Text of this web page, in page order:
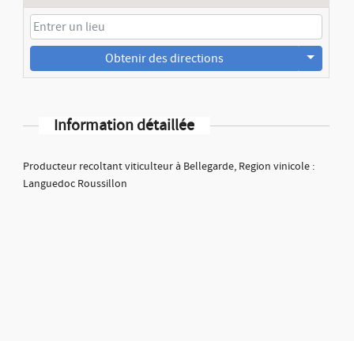
Obtenir des directions
Information détaillée
Producteur recoltant viticulteur à Bellegarde, Region vinicole :
Languedoc Roussillon